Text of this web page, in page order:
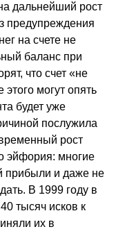
дальнейший рост
предупреждения
на счете не
баланс при
что счет «не
могут опять
будет уже
послужила
рост
эйфория: многие
прибыли и даже не
В 1999 году в
тысяч исков к
их в